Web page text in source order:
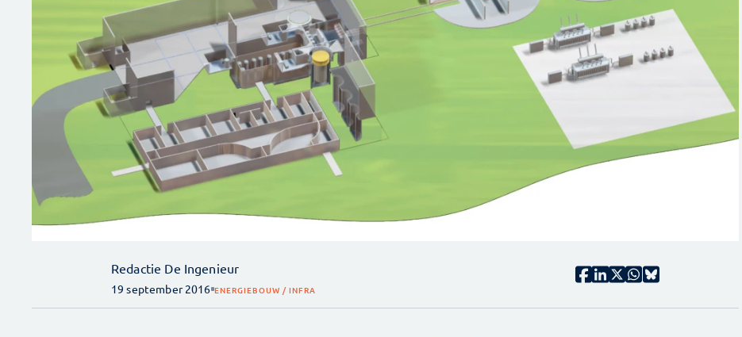
Redactie De Ingenieur
19 september 2016 ENERGIEBOUW / INFRA